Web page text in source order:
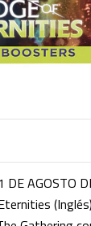
DE AGOSTO